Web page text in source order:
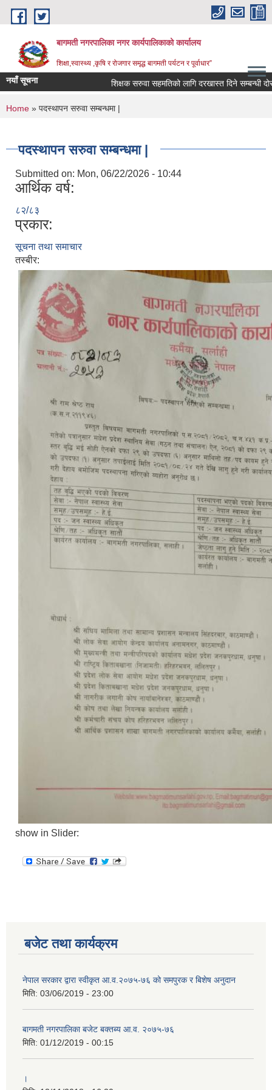
Skip to main content
बागमती नगरपालिका नगर कार्यपालिकाको कार्यालय
शिक्षा,स्वास्थ्य ,कृषि र रोजगार समृद्ध बागमती पर्यटन र पूर्वाधार”
नयाँ सूचना शिक्षक सरुवा सहमतिको लागि दरखास्त दिने सम्बन्धी
You are here
Home » पदस्थापन सरुवा सम्बन्धमा |
पदस्थापन सरुवा सम्बन्धमा |
Submitted on: Mon, 06/22/2026 - 10:44
आर्थिक वर्ष:
८२/८३
प्रकार:
सूचना तथा समाचार
तस्बीर:
show in Slider:
बजेट तथा कार्यक्रम
नेपाल सरकार द्वारा स्वीकृत आ.व.२०७५-७६ को समपुरक र बिशेष अनुदान
मिति: 03/06/2019 - 23:00
बागमती नगरपालिका बजेट बक्तब्य आ.व. २०७५-७६
मिति: 01/12/2019 - 00:15
।